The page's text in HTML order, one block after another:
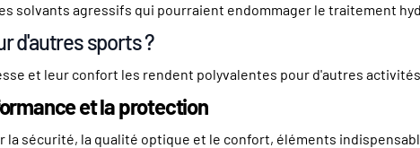
solvants agressifs qui pourraient endommager le traitement
d'autres sports ?
et leur confort les rendent polyvalentes pour d'autres
et la protection
la sécurité, la qualité optique et le confort, éléments